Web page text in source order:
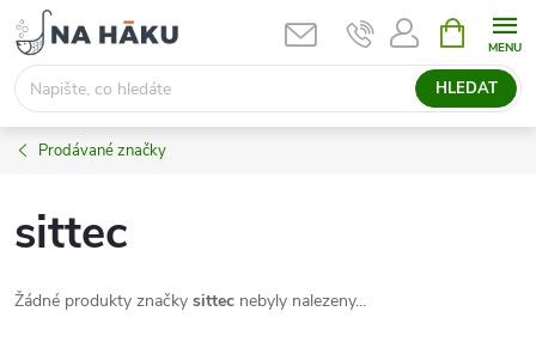
Přejít
na
obsah
HLEDAT
NÁKUPNÍ
KOŠÍK
Prodávané značky
sittec
Žádné produkty značky sittec nebyly nalezeny...